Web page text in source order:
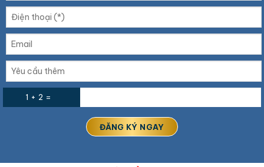
1 + 2 =